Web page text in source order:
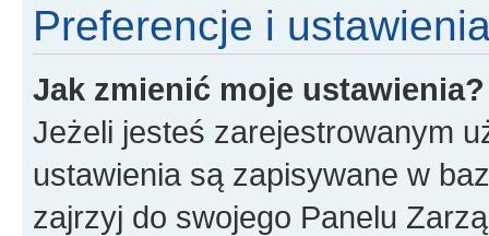
Preferencje i
Jak zmienić moje ustawienia?
Jeżeli jesteś zarejestrowanym
ustawienia są zapisywane w
zajrzyj do swojego Panelu